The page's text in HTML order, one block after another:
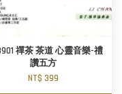
禪茶 茶道 心靈音樂-禮
讚五方
NT$ 399